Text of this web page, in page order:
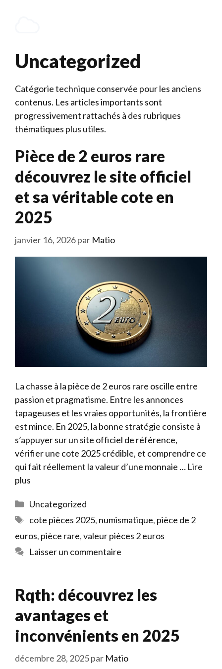
Uncategorized
Catégorie technique conservée pour les anciens
contenus. Les articles importants sont
progressivement rattachés à des rubriques
thématiques plus utiles.
Pièce de 2 euros rare
découvrez le site officiel
et sa véritable cote en
2025
janvier 16, 2026par Matio
La chasse à la pièce de 2 euros rare oscille entre
passion et pragmatisme. Entre les annonces
tapageuses et les vraies opportunités, la frontière
est mince. En 2025, la bonne stratégie consiste à
s’appuyer sur un site officiel de référence,
vérifier une cote 2025 crédible, et comprendre ce
qui fait réellement la valeur d’une monnaie … Lire
plus
Catégories
Uncategorized
Étiquettes
cote pièces 2025, numismatique, pièce de 2
euros, pièce rare,valeur pièces 2 euros
Laisser un commentaire
Rqth: découvrez les
avantages et
inconvénients en 2025
décembre 28, 2025par Matio